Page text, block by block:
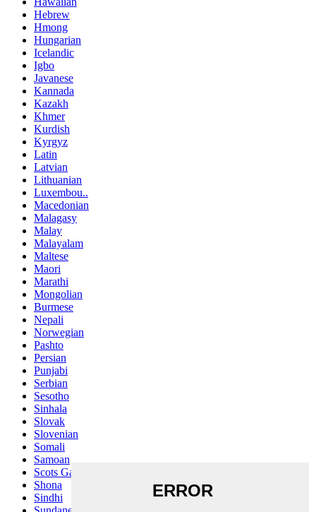
Hebrew
Hmong
Hungarian
Icelandic
Igbo
Javanese
Kannada
Kazakh
Khmer
Kurdish
Kyrgyz
Latin
Latvian
Lithuanian
Luxembou..
Macedonian
Malagasy
Malay
Malayalam
Maltese
Maori
Marathi
Mongolian
Burmese
Nepali
Norwegian
Pashto
Persian
Punjabi
Serbian
Sesotho
Sinhala
Slovak
Slovenian
Somali
Samoan
Scots Gaelic
Shona
Sindhi